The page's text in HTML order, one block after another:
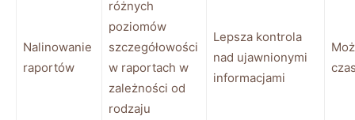
Nalinowanie
raportów
różnych
poziomów
szczegółowości
w raportach w‍
zależności od
rodzaju
Lepsza kontrola
nad​ ujawnionymi
informacjami